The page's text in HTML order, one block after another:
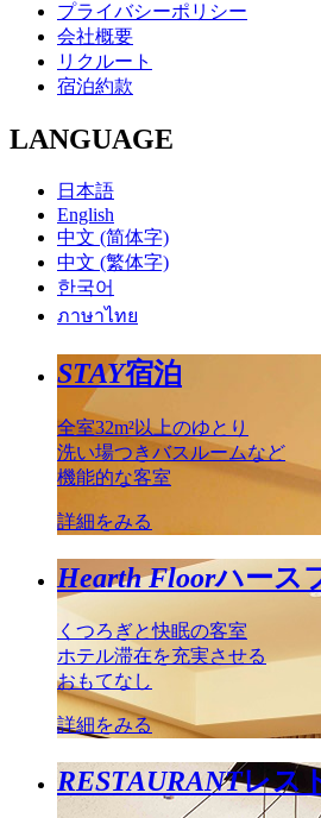
プライバシーポリシー
会社概要
リクルート
宿泊約款
LANGUAGE
日本語
English
中文 (简体字)
中文 (繁体字)
한국어
ภาษาไทย
STAY宿泊
全室32m²以上のゆとり
洗い場つきバスルームなど
機能的な客室
詳細をみる
Hearth Floorハース
くつろぎと快眠の客室
ホテル滞在を充実させる
おもてなし
詳細をみる
RESTAURANTレス